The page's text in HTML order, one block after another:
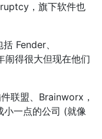
，旗下软件也
Fender、
得很大但现在他们
联盟、Brainworx，
一点的公司 (就像